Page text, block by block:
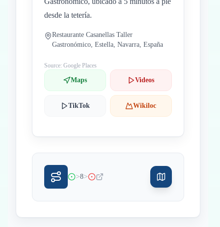
desde la tetería.
Restaurante Casanellas Taller
Gastronómico, Estella, Navarra, España
Source: Google Places
Maps Videos
TikTok Wikiloc
>8>